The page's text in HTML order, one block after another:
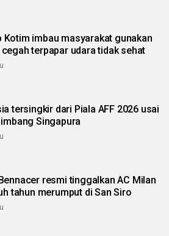
Kotim imbau masyarakat gunakan
terpapar udara tidak sehat
tersingkir dari Piala AFF 2026 usai
Singapura
resmi tinggalkan AC Milan
tahun merumput di San Siro